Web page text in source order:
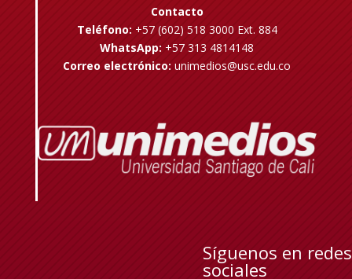
Contacto
Teléfono: +57 (602) 518 3000 Ext. 884
WhatsApp: +57 313 4814148
Correo electrónico: unimedios@usc.edu.co
Síguenos en redes
sociales